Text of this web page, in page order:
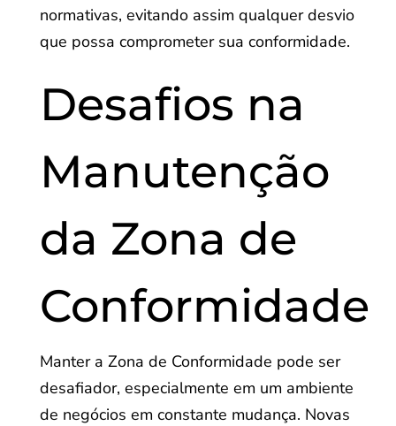
normativas, evitando assim qualquer desvio
que possa comprometer sua conformidade.
Desafios na
Manutenção
da Zona de
Conformidade
Manter a Zona de Conformidade pode ser
desafiador, especialmente em um ambiente
de negócios em constante mudança. Novas